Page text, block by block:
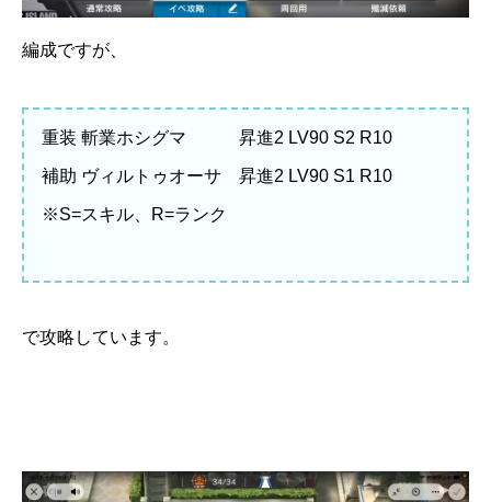
編成ですが、
重装 斬業ホシグマ 昇進2 LV90 S2 R10
補助 ヴィルトゥオーサ 昇進2 LV90 S1 R10
※S=スキル、R=ランク
で攻略しています。